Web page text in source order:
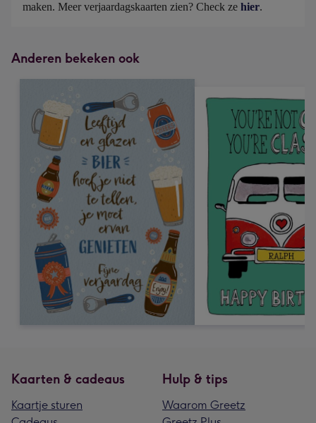
maken. Meer verjaardagskaarten zien? Check ze hier.
Anderen bekeken ook
Kaarten & cadeaus
Kaartje sturen
Hulp & tips
Waarom Greetz